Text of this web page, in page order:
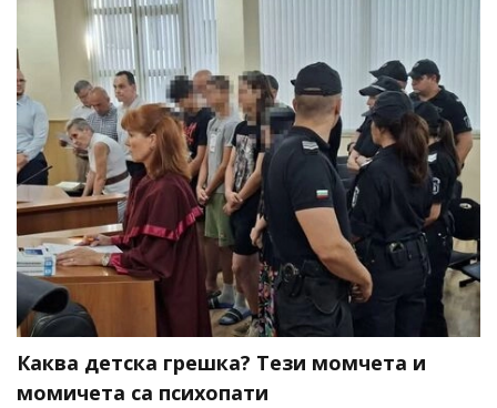
Каква детска грешка? Тези момчета и
момичета са психопати